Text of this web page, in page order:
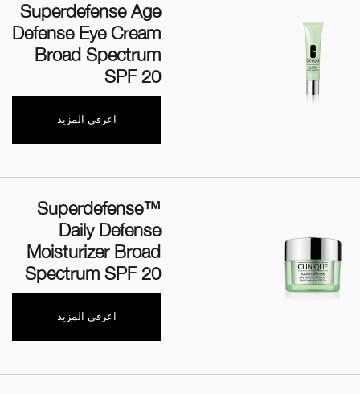
Superdefense Age
Defense Eye Cream
Broad Spectrum
SPF 20
اعرفي المزيد
Superdefense™
Daily Defense
Moisturizer Broad
Spectrum SPF 20
اعرفي المزيد